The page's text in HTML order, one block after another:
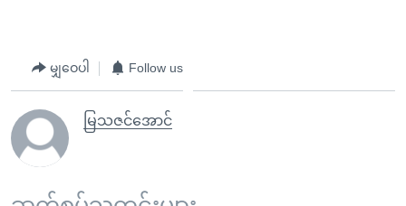
မျှဝေပါ Follow us
မြသဇင်အောင်